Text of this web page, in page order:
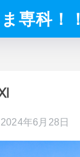
専科！！
2024年6月28日